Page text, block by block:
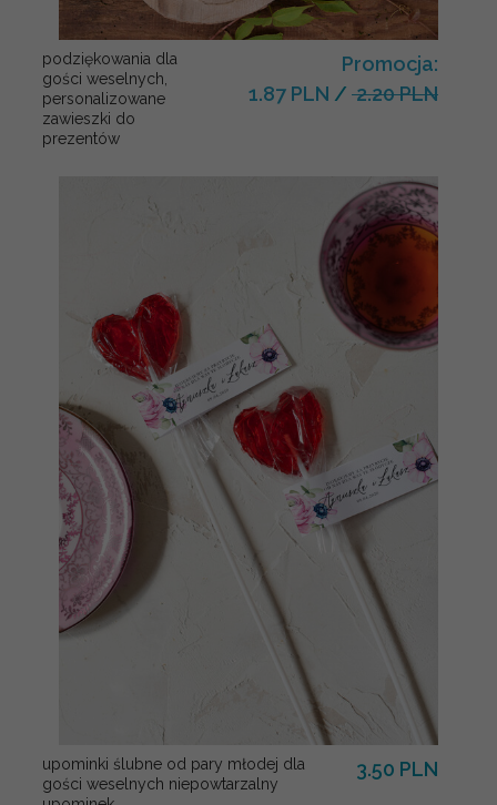
podziękowania dla
gości weselnych,
personalizowane
zawieszki do
prezentów
Promocja:
1.87 PLN / 2.20 PLN
upominki ślubne od pary młodej dla
gości weselnych niepowtarzalny
3.50 PLN